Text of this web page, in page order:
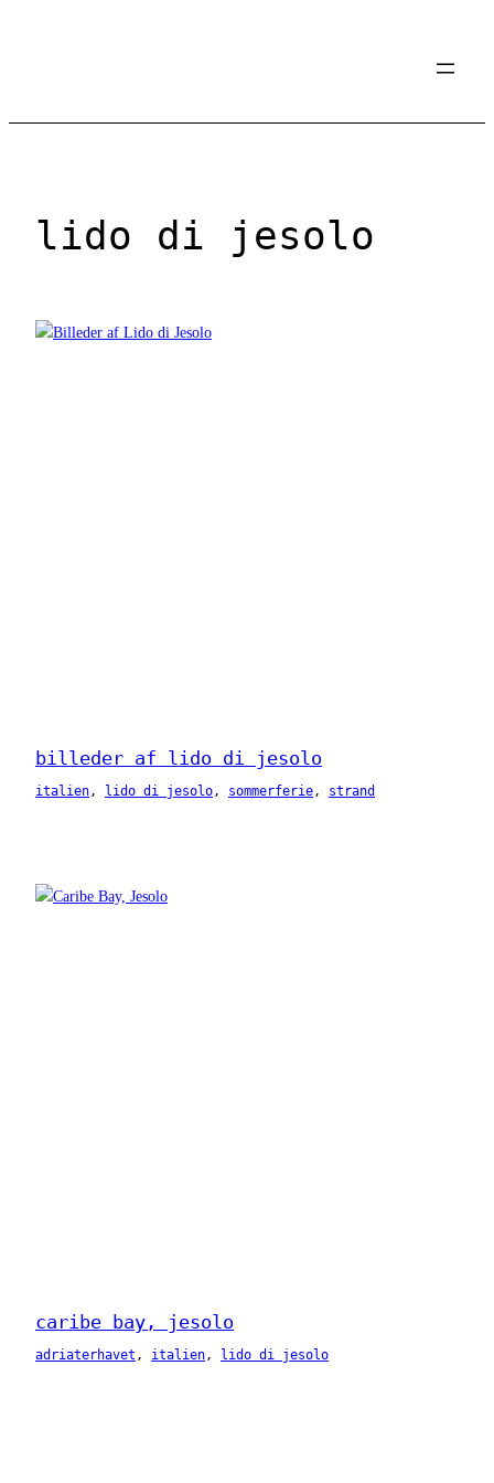
lido di jesolo
billeder af lido di jesolo
italien, lido di jesolo, sommerferie, strand
caribe bay, jesolo
adriaterhavet , italien, lido di jesolo